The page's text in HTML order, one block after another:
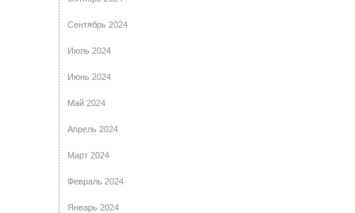
Сентябрь 2024
Июль 2024
Июнь 2024
Май 2024
Апрель 2024
Март 2024
Февраль 2024
Январь 2024